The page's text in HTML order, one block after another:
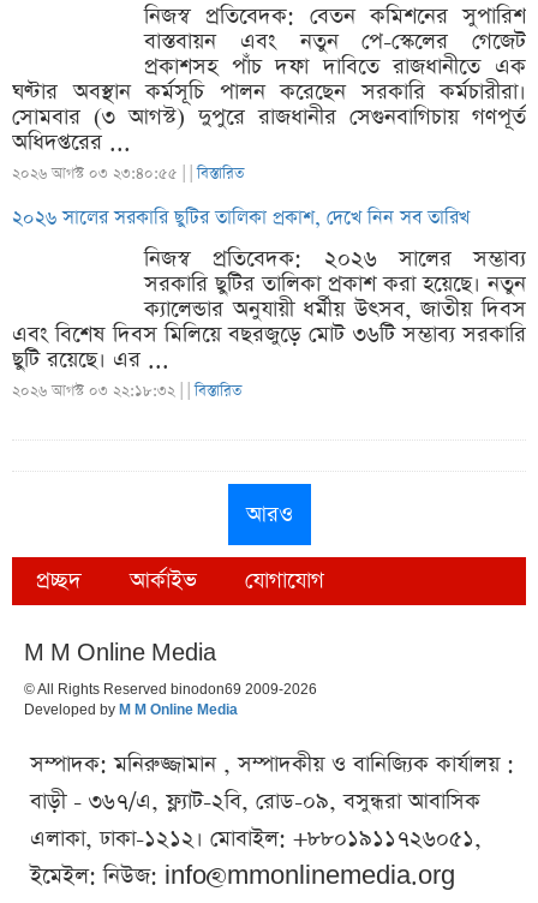
নিজস্ব প্রতিবেদক: বেতন কমিশনের সুপারিশ
বাস্তবায়ন এবং নতুন পে-স্কেলের গেজেট
প্রকাশসহ পাঁচ দফা দাবিতে রাজধানীতে এক
ঘণ্টার অবস্থান কর্মসূচি পালন করেছেন সরকারি কর্মচারীরা।
সোমবার (৩ আগস্ট) দুপুরে রাজধানীর সেগুনবাগিচায় গণপূর্ত
অধিদপ্তরের ...
২০২৬ আগস্ট ০৩ ২৩:৪০:৫৫ | |বিস্তারিত
২০২৬ সালের সরকারি ছুটির তালিকা প্রকাশ, দেখে নিন সব তারিখ
নিজস্ব প্রতিবেদক: ২০২৬ সালের সম্ভাব্য
সরকারি ছুটির তালিকা প্রকাশ করা হয়েছে। নতুন
ক্যালেন্ডার অনুযায়ী ধর্মীয় উৎসব, জাতীয় দিবস
এবং বিশেষ দিবস মিলিয়ে বছরজুড়ে মোট ৩৬টি সম্ভাব্য সরকারি
ছুটি রয়েছে। এর ...
২০২৬ আগস্ট ০৩ ২২:১৮:৩২ | |বিস্তারিত
আরও
প্রচ্ছদ আর্কাইভ যোগাযোগ
M M Online Media
© All Rights Reserved binodon69 2009-2026
Developed by M M Online Media
সম্পাদক: মনিরুজ্জামান , সম্পাদকীয় ও বানিজ্যিক কার্যালয় :
বাড়ী - ৩৬৭/এ, ফ্ল্যাট-২বি, রোড-০৯, বসুন্ধরা আবাসিক
এলাকা, ঢাকা-১২১২। মোবাইল: +৮৮০১৯১১৭২৬০৫১,
ইমেইল: নিউজ: info@mmonlinemedia.org